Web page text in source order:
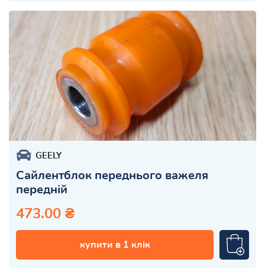
GEELY
Сайлентблок переднього важеля
передній
473.00 ₴
купити в 1 клік